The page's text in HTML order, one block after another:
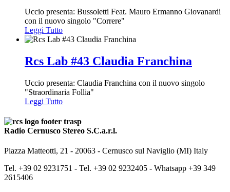
Uccio presenta: Bussoletti Feat. Mauro Ermanno Giovanardi
con il nuovo singolo "Correre"
Leggi Tutto
Rcs Lab #43 Claudia Franchina
Uccio presenta: Claudia Franchina con il nuovo singolo
"Straordinaria Follia"
Leggi Tutto
Radio Cernusco Stereo S.C.a.r.l.
Piazza Matteotti, 21 - 20063 - Cernusco sul Naviglio (MI) Italy
Tel. +39 02 9231751 - Tel. +39 02 9232405 - Whatsapp +39 349
2615406